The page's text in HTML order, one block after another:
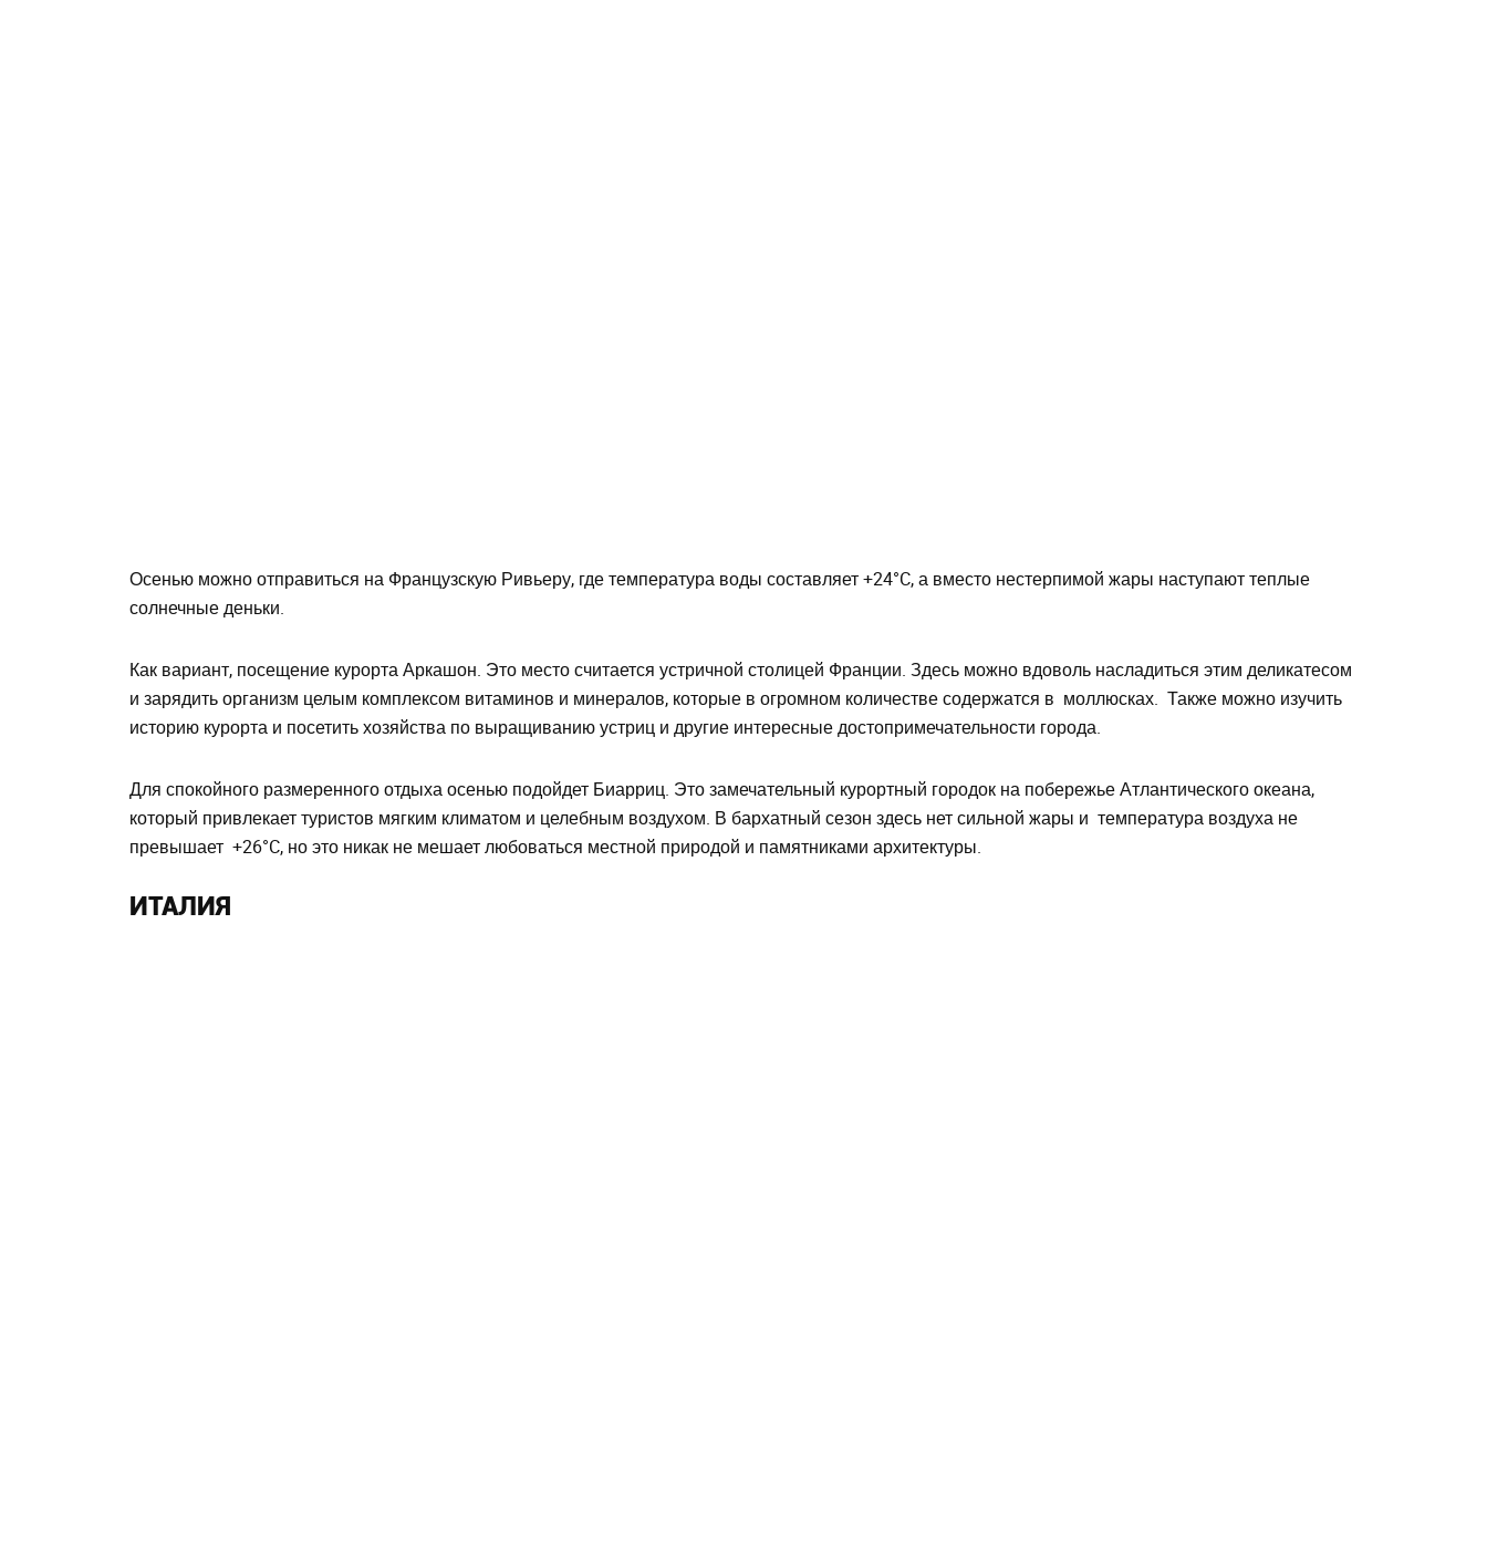
Осенью можно отправиться на Французскую Ривьеру, где температура воды составляет +24°C, а вместо нестерпимой жары наступают теплые
солнечные деньки.
Как вариант, посещение курорта Аркашон. Это место считается устричной столицей Франции. Здесь можно вдоволь насладиться этим деликатесом
и зарядить организм целым комплексом витаминов и минералов, которые в огромном количестве содержатся в моллюсках. Также можно изучить
историю курорта и посетить хозяйства по выращиванию устриц и другие интересные достопримечательности города.
Для спокойного размеренного отдыха осенью подойдет Биарриц. Это замечательный курортный городок на побережье Атлантического океана,
который привлекает туристов мягким климатом и целебным воздухом. В бархатный сезон здесь нет сильной жары и температура воздуха не
превышает +26°C, но это никак не мешает любоваться местной природой и памятниками архитектуры.
ИТАЛИЯ